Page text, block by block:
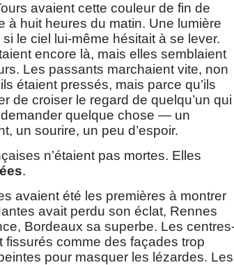
avaient cette couleur de fin de
à huit heures du matin. Une lumière
le ciel lui-même hésitait à se lever.
encore là, mais elles semblaient
Les passants marchaient vite, non
étaient pressés, mais parce qu’ils
de croiser le regard de quelqu’un qui
quelque chose — un
un sourire, un peu d’espoir.
n’étaient pas mortes. Elles
.
avaient été les premières à montrer
avait perdu son éclat, Rennes
Bordeaux sa superbe. Les
fissurés comme des façades trop
pour masquer les lézardes. Les